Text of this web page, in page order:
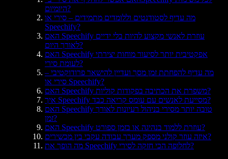
היומיום?
מה עדיף לסטודנטים וללומדים מתמידים – סירי או
Speechify?
האם Speechify עוזרת לאנשי מקצוע להיות בלי ידיים
לאורך היום?
האם Speechify אפקטיבית יותר לסיעור מוחות יצירתי
לעומת סירי?
מה עדיף להפחתת זמן מסך ועדיין להישאר פרודוקטיבי –
סירי או Speechify?
האם Speechify משפרת את הכתיבה בפקודות קוליות?
איך Speechify מסייעת לאנשים עם עומס קריאה כבד?
האם Speechify טובה יותר מסירי בניהול רעיונות לאורך
זמן?
האם Speechify עוזרת ללמוד בנהיגה או בזמן ספורט?
איזה עוזר קולני מספק מערך עבודה עקבי בין מכשירים?
מה הופך את Speechify לחלופה הכי חזקה לסירי?